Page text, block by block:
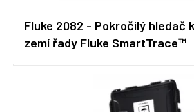
Fluke 2082 - Pokročilý hledač
zemí řady Fluke SmartTrace™